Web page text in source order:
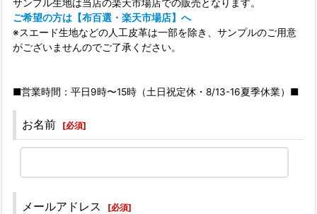
サンプル生地は当店の楽天市場店での販売となります。
ご希望の方は【布百選・楽天市場店】へ
※スエード生地などの人工皮革は一部を除き、サンプルのご用意
がございませんのでご了承ください。
■営業時間：平日9時〜15時（土日祝定休・8/13-16夏季休業）■
お名前 [必須]
メールアドレス [必須]